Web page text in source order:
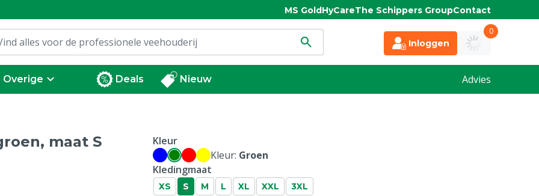
MS GoldHyCareThe Schippers GroupContact
Inloggen
0
Overige Deals Nieuw Advies
maat S
Kleur
Kleur: Groen
Kledingmaat
XS S M L XL XXL 3XL